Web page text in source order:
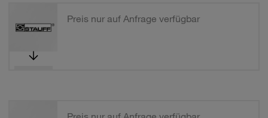
Preis nur auf Anfrage verfügbar